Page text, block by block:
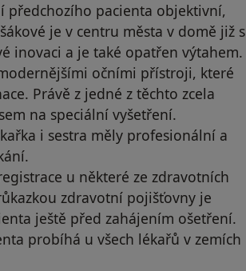
předchozího pacienta objektivní,
je v centru města v domě již s
inovaci a je také opatřen výtahem.
očními přístroji, které
Právě z jedné z těchto zcela
na speciální vyšetření.
i sestra měly profesionální a
u některé ze zdravotních
zdravotní pojišťovny je
ještě před zahájením ošetření.
probíhá u všech lékařů v zemích